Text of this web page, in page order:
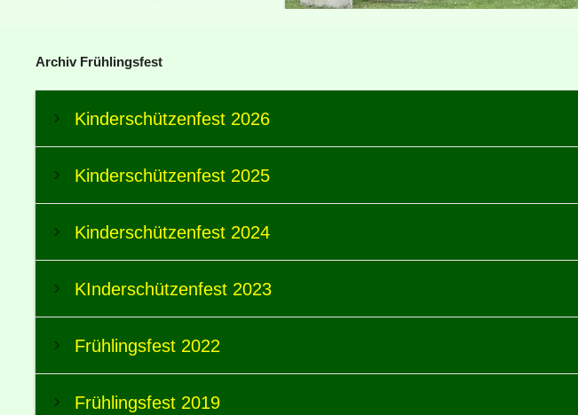
Archiv Frühlingsfest
Kinderschützenfest 2026
Kinderschützenfest 2025
Kinderschützenfest 2024
KInderschützenfest 2023
Frühlingsfest 2022
Frühlingsfest 2019